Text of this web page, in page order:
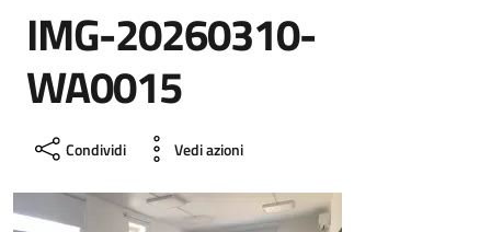
IMG-20260310-
WA0015
Condividi Vedi azioni